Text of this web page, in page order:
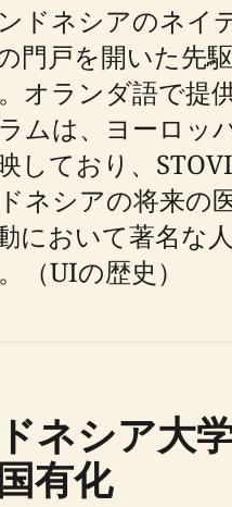
ドネシアのネイ
門戸を開いた先
オランダ語で提
ムは、ヨーロッ
しており、
ネシアの将来の
において著名な
（UIの歴史）
ネシア大
有化